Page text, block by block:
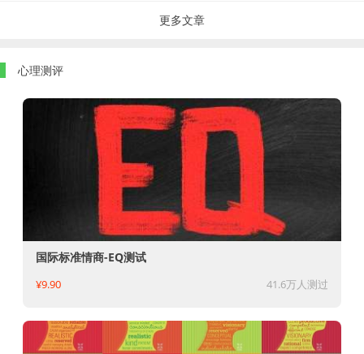
更多文章
心理测评
国际标准情商-EQ测试
¥9.90 41.6万人测过